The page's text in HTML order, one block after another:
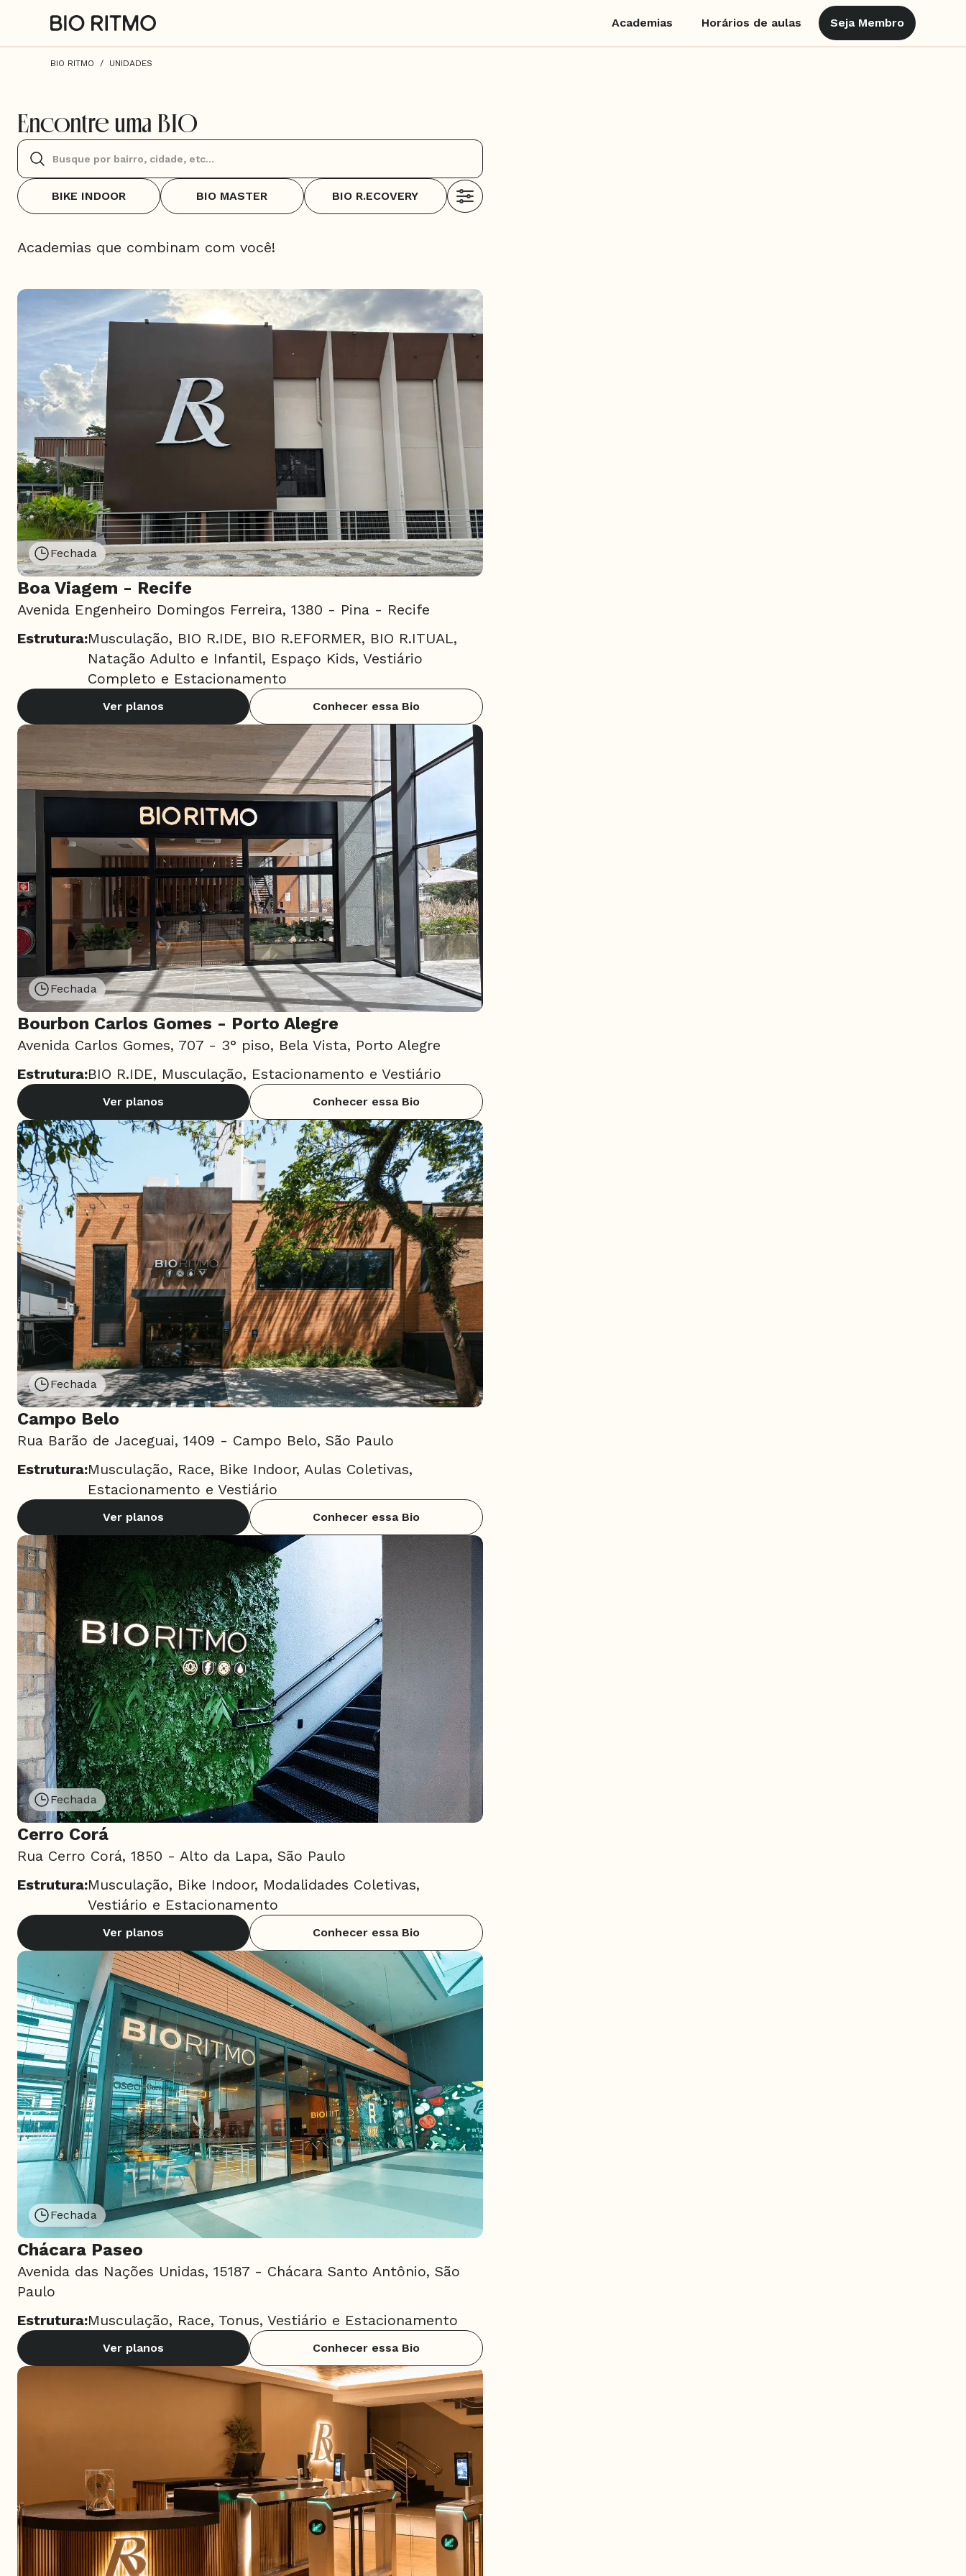
Academias Horários de aulas Seja Membro
BIO RITMO UNIDADES
Encontre uma BIO
BIKE INDOOR BIO MASTER BIO R.ECOVERY
Academias que combinam com você!
Fechada
Boa Viagem - Recife
Avenida Engenheiro Domingos Ferreira, 1380 - Pina - Recife
Estrutura:Musculação, BIO R.IDE, BIO R.EFORMER, BIO R.ITUAL,
Natação Adulto e Infantil, Espaço Kids, Vestiário
Completo e Estacionamento
Ver planos Conhecer essa Bio
Fechada
Bourbon Carlos Gomes - Porto Alegre
Avenida Carlos Gomes, 707 - 3° piso, Bela Vista, Porto Alegre
Estrutura:BIO R.IDE, Musculação, Estacionamento e Vestiário
Ver planos Conhecer essa Bio
Fechada
Campo Belo
Rua Barão de Jaceguai, 1409 - Campo Belo, São Paulo
Estrutura:Musculação, Race, Bike Indoor, Aulas Coletivas,
Estacionamento e Vestiário
Ver planos Conhecer essa Bio
Fechada
Cerro Corá
Rua Cerro Corá, 1850 - Alto da Lapa, São Paulo
Estrutura:Musculação, Bike Indoor, Modalidades Coletivas,
Vestiário e Estacionamento
Ver planos Conhecer essa Bio
Fechada
Chácara Paseo
Avenida das Nações Unidas, 15187 - Chácara Santo Antônio, São
Paulo
Estrutura:Musculação, Race, Tonus, Vestiário e Estacionamento
Ver planos Conhecer essa Bio